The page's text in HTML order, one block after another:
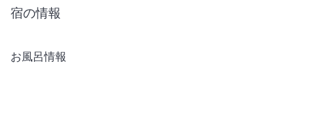
宿の情報
お風呂情報